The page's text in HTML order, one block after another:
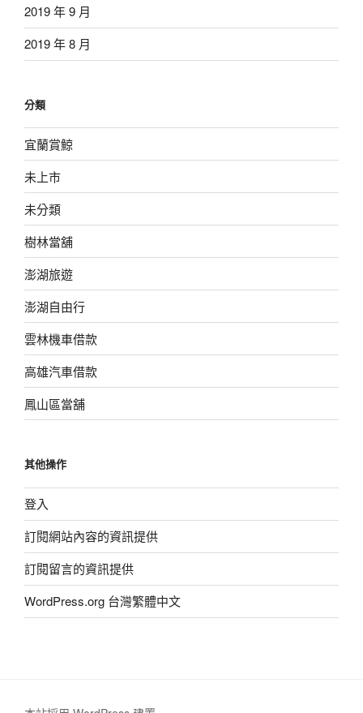
2019 年 9 月
2019 年 8 月
分類
宜蘭賞鯨
未上市
未分類
樹林當舖
澎湖旅遊
澎湖自由行
雲林機車借款
高雄汽車借款
鳳山區當舖
其他操作
登入
訂閱網站內容的資訊提供
訂閱留言的資訊提供
WordPress.org 台灣繁體中文